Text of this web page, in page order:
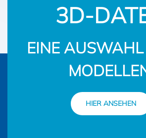
3D-
EINE
HIER ANSEHEN